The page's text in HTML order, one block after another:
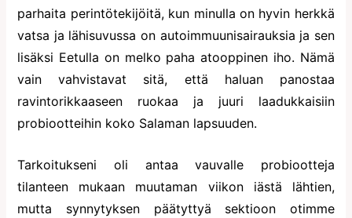
parhaita perintötekijöitä, kun minulla on hyvin herkkä
vatsa ja lähisuvussa on autoimmuunisairauksia ja sen
lisäksi Eetulla on melko paha atooppinen iho. Nämä
vain vahvistavat sitä, että haluan panostaa
ravintorikkaaseen ruokaa ja juuri laadukkaisiin
probiootteihin koko Salaman lapsuuden.
Tarkoitukseni oli antaa vauvalle probiootteja
tilanteen mukaan muutaman viikon iästä lähtien,
mutta synnytyksen päätyttyä sektioon otimme